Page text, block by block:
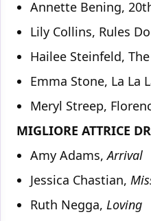
Annette Bening,
Lily Collins, Rules
Hailee Steinfeld,
Emma Stone, La La
Meryl Streep,
MIGLIORE ATTRICE
Amy Adams,Arrival
Jessica Chastian,
Ruth Negga, Loving